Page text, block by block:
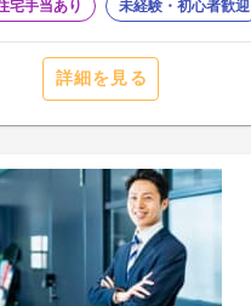
宅手当あり 未経験・初心者歓迎
詳細を見る